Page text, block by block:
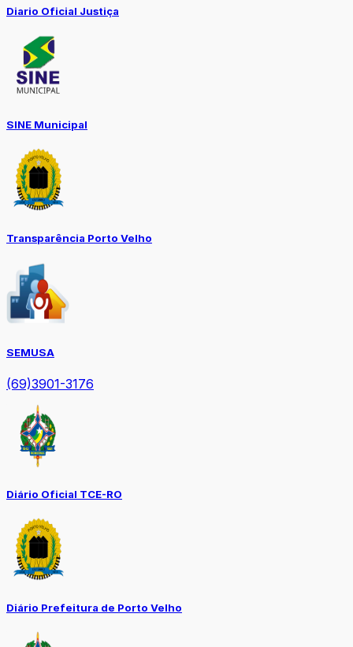
Diario Oficial Justiça
SINE Municipal
Transparência Porto Velho
SEMUSA
(69)3901-3176
Diário Oficial TCE-RO
Diário Prefeitura de Porto Velho